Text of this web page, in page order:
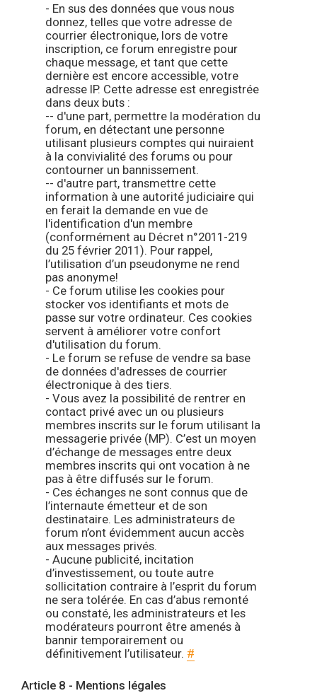
- En sus des données que vous nous
donnez, telles que votre adresse de
courrier électronique, lors de votre
inscription, ce forum enregistre pour
chaque message, et tant que cette
dernière est encore accessible, votre
adresse IP. Cette adresse est enregistrée
dans deux buts :
-- d'une part, permettre la modération du
forum, en détectant une personne
utilisant plusieurs comptes qui nuiraient
à la convivialité des forums ou pour
contourner un bannissement.
-- d'autre part, transmettre cette
information à une autorité judiciaire qui
en ferait la demande en vue de
l'identification d'un membre
(conformément au Décret n°2011-219
du 25 février 2011). Pour rappel,
l’utilisation d’un pseudonyme ne rend
pas anonyme!
- Ce forum utilise les cookies pour
stocker vos identifiants et mots de
passe sur votre ordinateur. Ces cookies
servent à améliorer votre confort
d'utilisation du forum.
- Le forum se refuse de vendre sa base
de données d'adresses de courrier
électronique à des tiers.
- Vous avez la possibilité de rentrer en
contact privé avec un ou plusieurs
membres inscrits sur le forum utilisant la
messagerie privée (MP). C’est un moyen
d’échange de messages entre deux
membres inscrits qui ont vocation à ne
pas à être diffusés sur le forum.
- Ces échanges ne sont connus que de
l’internaute émetteur et de son
destinataire. Les administrateurs de
forum n’ont évidemment aucun accès
aux messages privés.
- Aucune publicité, incitation
d’investissement, ou toute autre
sollicitation contraire à l’esprit du forum
ne sera tolérée. En cas d’abus remonté
ou constaté, les administrateurs et les
modérateurs pourront être amenés à
bannir temporairement ou
définitivement l’utilisateur. #
Article 8 - Mentions légales